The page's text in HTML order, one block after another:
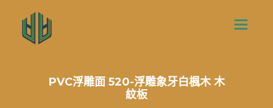
PVC浮雕面 520-浮雕象牙白楓木 木
紋板